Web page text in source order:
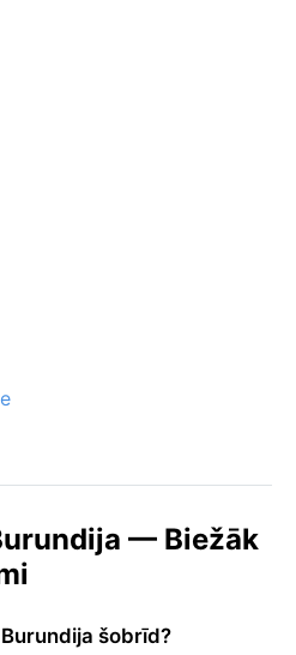
— Biežāk
šobrīd?